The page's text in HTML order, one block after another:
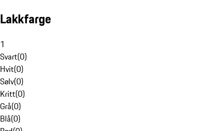
Lakkfarge
1
Svart(0)
Hvit(0)
Sølv(0)
Kritt(0)
Grå(0)
Blå(0)